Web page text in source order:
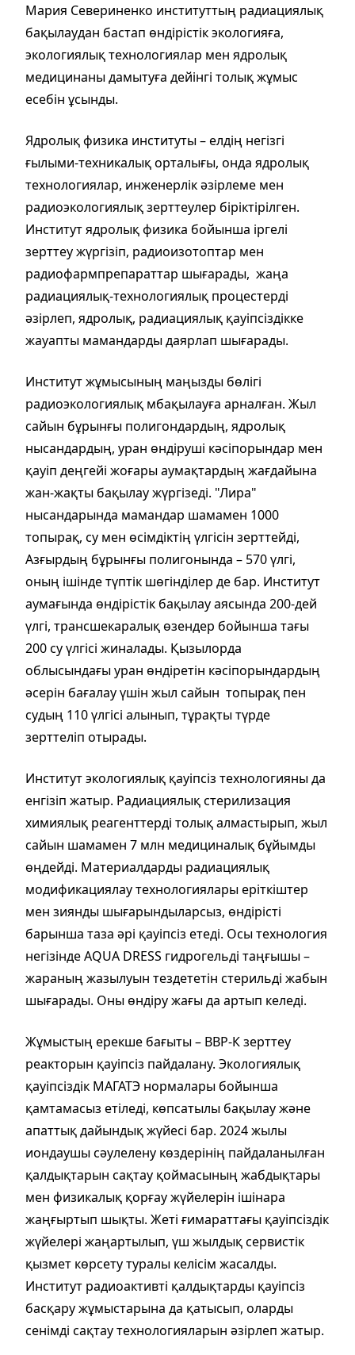
Мария Севериненко институттың радиациялық
бақылаудан бастап өндірістік экологияға,
экологиялық технологиялар мен ядролық
медицинаны дамытуға дейінгі толық жұмыс
есебін ұсынды.
Ядролық физика институты – елдің негізгі
ғылыми-техникалық орталығы, онда ядролық
технологиялар, инженерлік әзірлеме мен
радиоэкологиялық зерттеулер біріктірілген.
Институт ядролық физика бойынша іргелі
зерттеу жүргізіп, радиоизотоптар мен
радиофармпрепараттар шығарады, жаңа
радиациялық-технологиялық процестерді
әзірлеп, ядролық, радиациялық қауіпсіздікке
жауапты мамандарды даярлап шығарады.
Институт жұмысының маңызды бөлігі
радиоэкологиялық мбақылауға арналған. Жыл
сайын бұрынғы полигондардың, ядролық
нысандардың, уран өндіруші кәсіпорындар мен
қауіп деңгейі жоғары аумақтардың жағдайына
жан-жақты бақылау жүргізеді. "Лира"
нысандарында мамандар шамамен 1000
топырақ, су мен өсімдіктің үлгісін зерттейді,
Азғырдың бұрынғы полигонында – 570 үлгі,
оның ішінде түптік шөгінділер де бар. Институт
аумағында өндірістік бақылау аясында 200-дей
үлгі, трансшекаралық өзендер бойынша тағы
200 су үлгісі жиналады. Қызылорда
облысындағы уран өндіретін кәсіпорындардың
әсерін бағалау үшін жыл сайын топырақ пен
судың 110 үлгісі алынып, тұрақты түрде
зерттеліп отырады.
Институт экологиялық қауіпсіз технологияны да
енгізіп жатыр. Радиациялық стерилизация
химиялық реагенттерді толық алмастырып, жыл
сайын шамамен 7 млн медициналық бұйымды
өңдейді. Материалдарды радиациялық
модификациялау технологиялары еріткіштер
мен зиянды шығарындыларсыз, өндірісті
барынша таза әрі қауіпсіз етеді. Осы технология
негізінде AQUA DRESS гидрогельді таңғышы –
жараның жазылуын тездететін стерильді жабын
шығарады. Оны өндіру жағы да артып келеді.
Жұмыстың ерекше бағыты – ВВР-К зерттеу
реакторын қауіпсіз пайдалану. Экологиялық
қауіпсіздік МАГАТЭ нормалары бойынша
қамтамасыз етіледі, көпсатылы бақылау және
апаттық дайындық жүйесі бар. 2024 жылы
иондаушы сәулелену көздерінің пайдаланылған
қалдықтарын сақтау қоймасының жабдықтары
мен физикалық қорғау жүйелерін ішінара
жаңғыртып шықты. Жеті ғимараттағы қауіпсіздік
жүйелері жаңартылып, үш жылдық сервистік
қызмет көрсету туралы келісім жасалды.
Институт радиоактивті қалдықтарды қауіпсіз
басқару жұмыстарына да қатысып, оларды
сенімді сақтау технологияларын әзірлеп жатыр.